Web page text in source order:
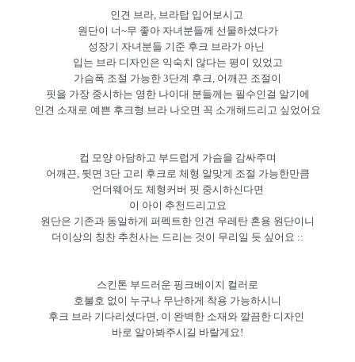
인견 브라, 브라탑 입어보시고
원단이 너~무 좋아 자녀분들께 선물하셨다가
성장기 자녀분들 기준 후크 브라가 아닌
입는 브라 디자인은 익숙치 않다는 평이 있었고
가슴폭 조절 가능한 3단계 후크, 어깨끈 조절이
핏을 가장 중시하는 영한 나이대 분들께는 필수인걸 알기에
인견 소재로 예쁜 후크형 브라 나오면 꼭 소개해드리고 싶었어요
컵 모양 아담하고 부드럽게 가슴을 감싸주며
어깨끈, 뒷면 3단 고리 후크로 체형 알맞게 조절 가능한만큼
언더웨어도 체형커버 핏 중시하신다면
이 아이 추천드리고요
원단은 기존과 동일하게 퍼펙트한 인견 우레탄 혼용 원단이니
더이상의 칭찬 추천사는 드리는 것이 무리일 듯 싶어요 ::
스킨톤 부드러운 핑크베이지 컬러로
호불호 없이 누구나 무난하게 착용 가능하시니
후크 브라 기다리셨다면, 이 완벽한 소재와 깔끔한 디자인
바로 알아봐주시길 바랄게요!